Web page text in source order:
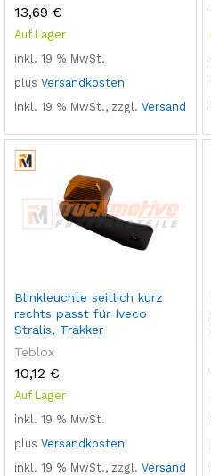
13,69 €
Auf Lager
inkl. 19 % MwSt.
plus Versandkosten
inkl. 19 % MwSt., zzgl. Versand
Blinkleuchte seitlich kurz
rechts passt für Iveco
Stralis, Trakker
Teblox
10,12 €
Auf Lager
inkl. 19 % MwSt.
plus Versandkosten
inkl. 19 % MwSt., zzgl. Versand